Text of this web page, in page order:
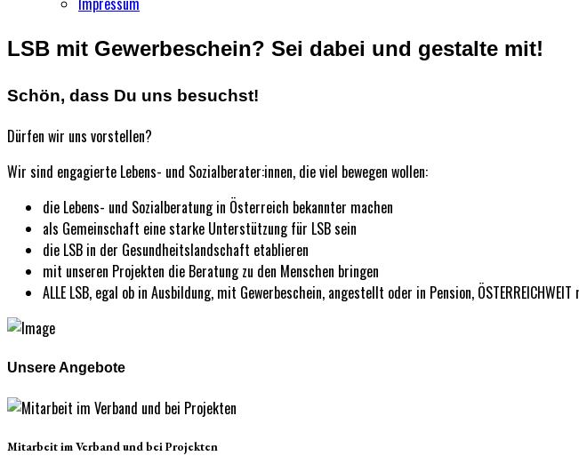
LSB mit Gewerbeschein? Sei dabei und gestalte mit!
Schön, dass Du uns besuchst!
Dürfen wir uns vorstellen?
Wir sind engagierte Lebens- und Sozialberater:innen, die viel bewegen wollen:
die Lebens- und Sozialberatung in Österreich bekannter machen
als Gemeinschaft eine starke Unterstützung für LSB sein
die LSB in der Gesundheitslandschaft etablieren
mit unseren Projekten die Beratung zu den Menschen bringen
ALLE LSB, egal ob in Ausbildung, mit Gewerbeschein, angestellt oder in Pension,
Unsere Angebote
Mitarbeit im Verband und bei Projekten